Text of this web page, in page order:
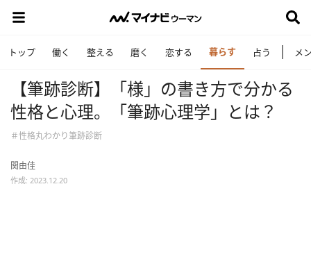
トップ 働く 整える 磨く 恋する 暮らす 占う メ
【筆跡診断】「様」の書き方で分かる
性格と心理。「筆跡心理学」とは？
＃性格丸わかり筆跡診断
関由佳
作成: 2023.12.20